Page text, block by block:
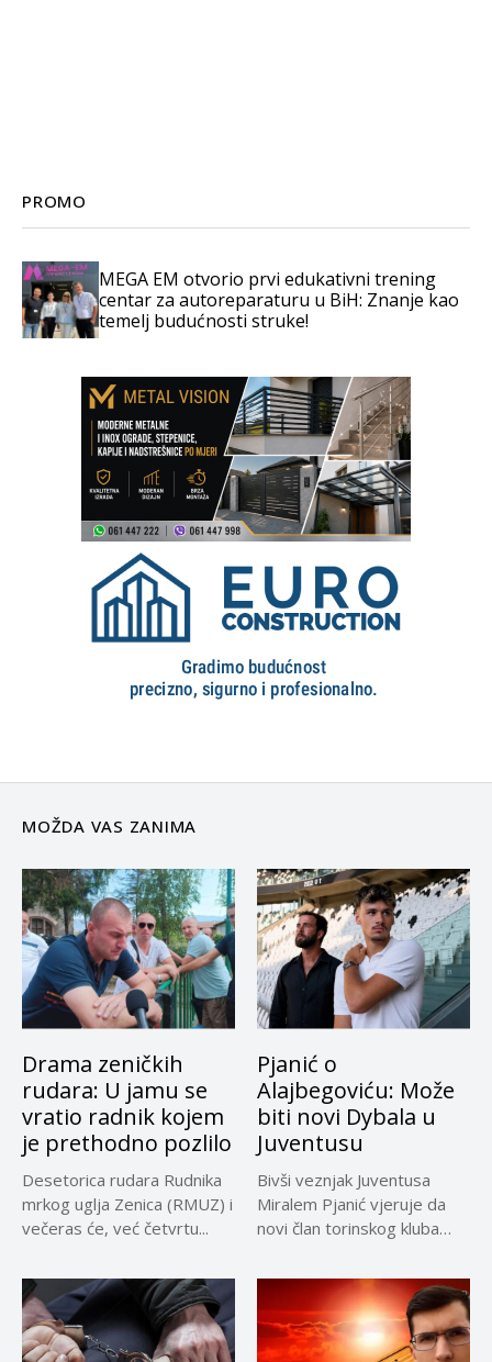
PROMO
MEGA EM otvorio prvi edukativni trening
centar za autoreparaturu u BiH: Znanje kao
temelj budućnosti struke!
MOŽDA VAS ZANIMA
Drama zeničkih
rudara: U jamu se
vratio radnik kojem
je prethodno pozlilo
Desetorica rudara Rudnika
mrkog uglja Zenica (RMUZ) i
večeras će, već četvrtu...
Pjanić o
Alajbegoviću: Može
biti novi Dybala u
Juventusu
Bivši veznjak Juventusa
Miralem Pjanić vjeruje da
novi član torinskog kluba